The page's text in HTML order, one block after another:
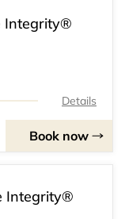
Integrity®
Details
Book now
Integrity®